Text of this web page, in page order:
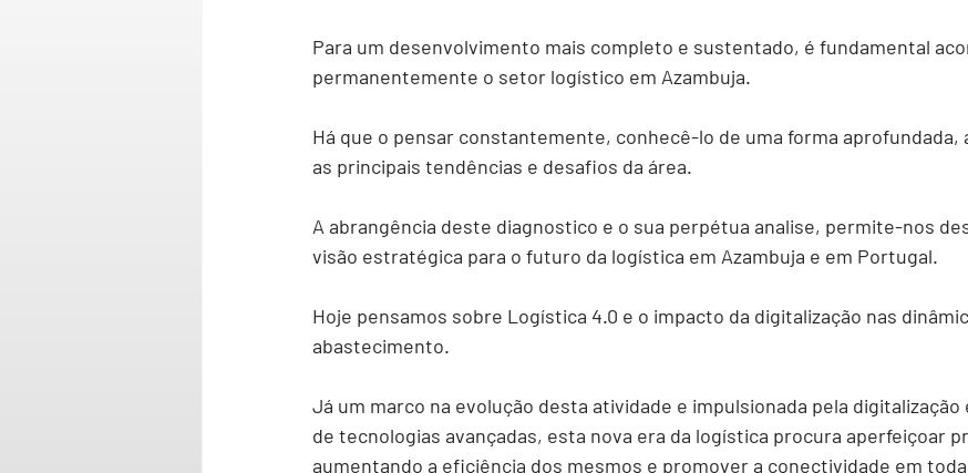
Para um desenvolvimento mais completo e sustentado, é fundamental
permanentemente o setor logístico em Azambuja.
Há que o pensar constantemente, conhecê-lo de uma forma
as principais tendências e desafios da área.
A abrangência deste diagnostico e o sua perpétua analise, permite-nos
visão estratégica para o futuro da logística em Azambuja e em Portugal.
Hoje pensamos sobre Logística 4.0 e o impacto da digitalização nas
abastecimento.
Já um marco na evolução desta atividade e impulsionada pela
de tecnologias avançadas, esta nova era da logística procura aperfeiçoar
aumentando a eficiência dos mesmos e promover a conectividade em